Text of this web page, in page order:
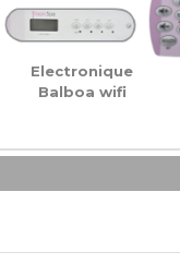
Electronique
Balboa wifi